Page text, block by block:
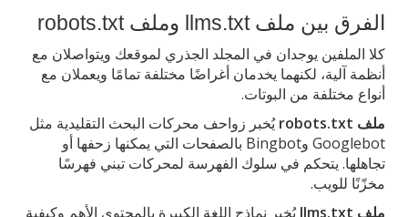
الفرق بين ملف llms.txt وملف robots.txt
كلا الملفين يوجدان في المجلد الجذري لموقعك ويتواصلان مع
أنظمة آلية، لكنهما يخدمان أغراضًا مختلفة تمامًا ويعملان مع
أنواع مختلفة من البوتات.
ملف robots.txt
يُخبر زواحف محركات البحث التقليدية مثل
Googlebot وBingbot بالصفحات التي يمكنها زحفها أو
تجاهلها. يتحكم في سلوك الفهرسة لمحركات تبني فهرسًا
مخزّنًا للويب.
ملف llms.txt
يُخبر نماذج اللغة الكبيرة بالمحتوى الأهم وكيفية